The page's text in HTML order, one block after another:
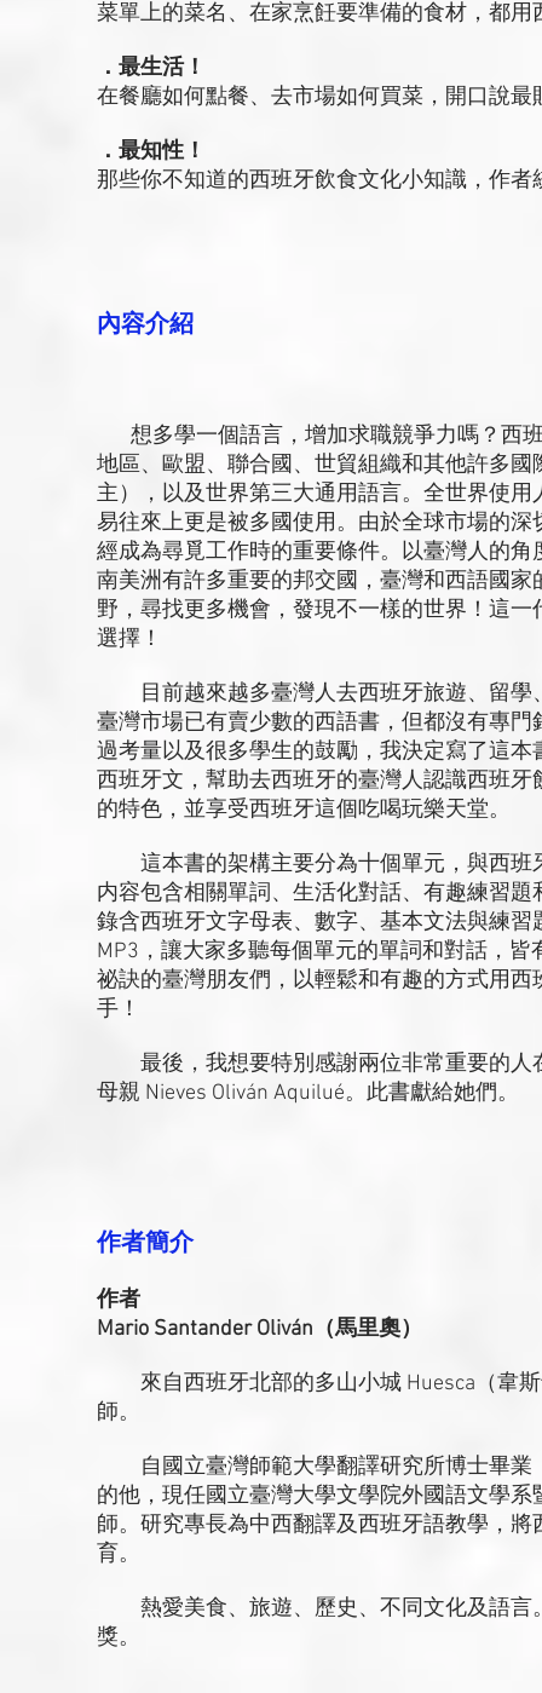
菜單上的菜名、在家烹飪要準備的食材，都
．最生活！
在餐廳如何點餐、去市場如何買菜，開口說最
．最知性！
那些你不知道的西班牙飲食文化小知識，作者
內容介紹
想多學一個語言，增加求職競爭力嗎？西
地區、歐盟、聯合國、世貿組織和其他許多
主），以及世界第三大通用語言。全世界使
易往來上更是被多國使用。由於全球市場的
經成為尋覓工作時的重要條件。以臺灣人的
南美洲有許多重要的邦交國，臺灣和西語國
野，尋找更多機會，發現不一樣的世界！這
選擇！
目前越來越多臺灣人去西班牙旅遊、留學
臺灣市場已有賣少數的西語書，但都沒有專
過考量以及很多學生的鼓勵，我決定寫了這
西班牙文，幫助去西班牙的臺灣人認識西班
的特色，並享受西班牙這個吃喝玩樂天堂。
這本書的架構主要分為十個單元，與西班
内容包含相關單詞、生活化對話、有趣練習
錄含西班牙文字母表、數字、基本文法與練
MP3，讓大家多聽每個單元的單詞和對話，
祕訣的臺灣朋友們，以輕鬆和有趣的方式用
手！
最後，我想要特別感謝兩位非常重要的人
母親 Nieves Oliván Aquilué。此書獻給她們。
作者簡介
作者
Mario Santander Oliván（馬里奧）
來自西班牙北部的多山小城 Huesca（韋斯
師。
自國立臺灣師範大學翻譯研究所博士畢業
的他，現任國立臺灣大學文學院外國語文學
師。研究專長為中西翻譯及西班牙語教學，
育。
熱愛美食、旅遊、歷史、不同文化及語言
獎。